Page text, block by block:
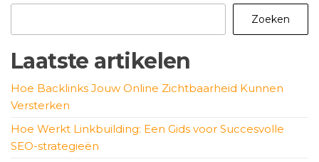
Zoeken
Laatste artikelen
Hoe Backlinks Jouw Online Zichtbaarheid Kunnen
Versterken
Hoe Werkt Linkbuilding: Een Gids voor Succesvolle
SEO-strategieën